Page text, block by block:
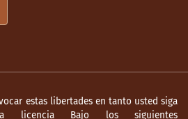
estas libertades en tanto usted siga
licencia Bajo los siguientes